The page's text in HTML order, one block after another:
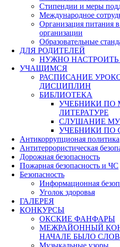
Стипендии и меры
Международное
Организация питания в
организации
Образовательные
ДЛЯ РОДИТЕЛЕЙ
НУЖНО НАСТРОИТЬ
УЧАЩИМСЯ
РАСПИСАНИЕ
ДИСЦИПЛИН
БИБЛИОТЕКА
УЧЕБНИКИ ПО
ЛИТЕРАТУРЕ
СЛУШАНИЕ
УЧЕБНИКИ ПО
Антикоррупционая политика
Антитеррористическая
Дорожная безопасность
Пожарная безопасность и ЧС
Безопасность
Информационная
Уголок здоровья
ГАЛЕРЕЯ
КОНКУРСЫ
ОКСКИЕ ФАНФАРЫ
МЕЖРАЙОННЫЙ
НАЧАЛЕ БЫЛО
Музыкальные узоры